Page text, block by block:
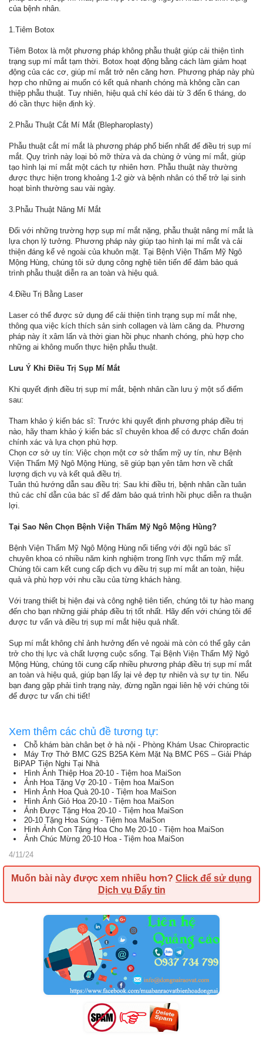
của bệnh nhân.
1.Tiêm Botox
Tiêm Botox là một phương pháp không phẫu thuật giúp cải thiện tình
trạng sụp mí mắt tạm thời. Botox hoạt động bằng cách làm giảm hoạt
động của các cơ, giúp mí mắt trở nên căng hơn. Phương pháp này phù
hợp cho những ai muốn có kết quả nhanh chóng mà không cần can
thiệp phẫu thuật. Tuy nhiên, hiệu quả chỉ kéo dài từ 3 đến 6 tháng, do
đó cần thực hiện định kỳ.
2.Phẫu Thuật Cắt Mí Mắt (Blepharoplasty)
Phẫu thuật cắt mí mắt là phương pháp phổ biến nhất để điều trị sụp mí
mắt. Quy trình này loại bỏ mỡ thừa và da chùng ở vùng mí mắt, giúp
tạo hình lại mí mắt một cách tự nhiên hơn. Phẫu thuật này thường
được thực hiện trong khoảng 1-2 giờ và bệnh nhân có thể trở lại sinh
hoạt bình thường sau vài ngày.
3.Phẫu Thuật Nâng Mí Mắt
Đối với những trường hợp sụp mí mắt nặng, phẫu thuật nâng mí mắt là
lựa chọn lý tưởng. Phương pháp này giúp tạo hình lại mí mắt và cải
thiện đáng kể vẻ ngoài của khuôn mặt. Tại Bệnh Viện Thẩm Mỹ Ngô
Mộng Hùng, chúng tôi sử dụng công nghệ tiên tiến để đảm bảo quá
trình phẫu thuật diễn ra an toàn và hiệu quả.
4.Điều Trị Bằng Laser
Laser có thể được sử dụng để cải thiện tình trạng sụp mí mắt nhẹ,
thông qua việc kích thích sản sinh collagen và làm căng da. Phương
pháp này ít xâm lấn và thời gian hồi phục nhanh chóng, phù hợp cho
những ai không muốn thực hiện phẫu thuật.
Lưu Ý Khi Điều Trị Sụp Mí Mắt
Khi quyết định điều trị sụp mí mắt, bệnh nhân cần lưu ý một số điểm
sau:
Tham khảo ý kiến bác sĩ: Trước khi quyết định phương pháp điều trị
nào, hãy tham khảo ý kiến bác sĩ chuyên khoa để có được chẩn đoán
chính xác và lựa chọn phù hợp.
Chọn cơ sở uy tín: Việc chọn một cơ sở thẩm mỹ uy tín, như Bệnh
Viện Thẩm Mỹ Ngô Mộng Hùng, sẽ giúp bạn yên tâm hơn về chất
lượng dịch vụ và kết quả điều trị.
Tuân thủ hướng dẫn sau điều trị: Sau khi điều trị, bệnh nhân cần tuân
thủ các chỉ dẫn của bác sĩ để đảm bảo quá trình hồi phục diễn ra thuận
lợi.
Tại Sao Nên Chọn Bệnh Viện Thẩm Mỹ Ngô Mộng Hùng?
Bệnh Viện Thẩm Mỹ Ngô Mộng Hùng nổi tiếng với đội ngũ bác sĩ
chuyên khoa có nhiều năm kinh nghiệm trong lĩnh vực thẩm mỹ mắt.
Chúng tôi cam kết cung cấp dịch vụ điều trị sụp mí mắt an toàn, hiệu
quả và phù hợp với nhu cầu của từng khách hàng.
Với trang thiết bị hiện đại và công nghệ tiên tiến, chúng tôi tự hào mang
đến cho bạn những giải pháp điều trị tốt nhất. Hãy đến với chúng tôi để
được tư vấn và điều trị sụp mí mắt hiệu quả nhất.
Sụp mí mắt không chỉ ảnh hưởng đến vẻ ngoài mà còn có thể gây cản
trở cho thị lực và chất lượng cuộc sống. Tại Bệnh Viện Thẩm Mỹ Ngô
Mộng Hùng, chúng tôi cung cấp nhiều phương pháp điều trị sụp mí mắt
an toàn và hiệu quả, giúp bạn lấy lại vẻ đẹp tự nhiên và sự tự tin. Nếu
bạn đang gặp phải tình trạng này, đừng ngần ngại liên hệ với chúng tôi
để được tư vấn chi tiết!
Xem thêm các chủ đề tương tự:
Chỗ khám bàn chân bẹt ở hà nội - Phòng Khám Usac Chiropractic
Máy Trợ Thở BMC G2S B25A Kèm Mặt Nạ BMC P6S – Giải Pháp
BiPAP Tiện Nghi Tại Nhà
Hình Ảnh Thiệp Hoa 20-10 - Tiệm hoa MaiSon
Ảnh Hoa Tặng Vợ 20-10 - Tiệm hoa MaiSon
Hình Ảnh Hoa Quà 20-10 - Tiệm hoa MaiSon
Hình Ảnh Giỏ Hoa 20-10 - Tiệm hoa MaiSon
Ảnh Được Tặng Hoa 20-10 - Tiệm hoa MaiSon
20-10 Tặng Hoa Súng - Tiệm hoa MaiSon
Hình Ảnh Con Tặng Hoa Cho Mẹ 20-10 - Tiệm hoa MaiSon
Ảnh Chúc Mừng 20-10 Hoa - Tiệm hoa MaiSon
4/11/24
Muốn bài này được xem nhiều hơn? Click để sử dụng
Dịch vụ Đẩy tin